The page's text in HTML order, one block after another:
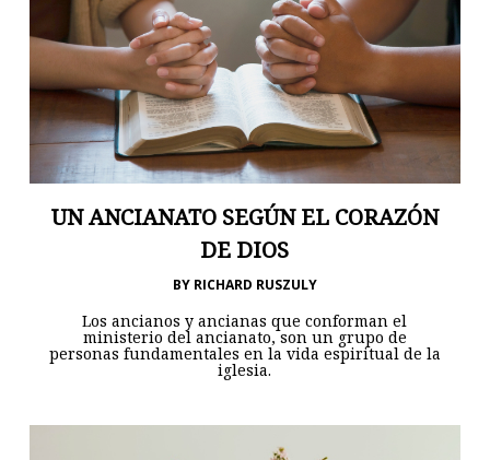
UN ANCIANATO SEGÚN EL CORAZÓN
DE DIOS
BY RICHARD RUSZULY
Los ancianos y ancianas que conforman el
ministerio del ancianato, son un grupo de
personas fundamentales en la vida espiritual de la
iglesia.